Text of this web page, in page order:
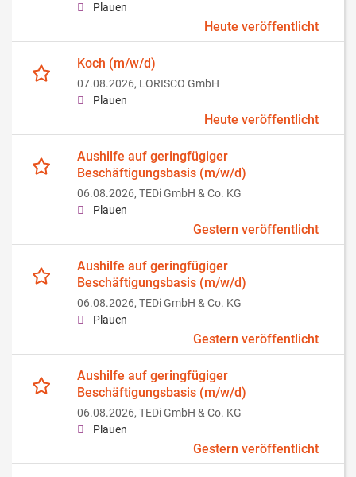
Plauen
Heute veröffentlicht
Koch (m/w/d)
07.08.2026, LORISCO GmbH
Plauen
Heute veröffentlicht
Aushilfe auf geringfügiger
Beschäftigungsbasis (m/w/d)
06.08.2026, TEDi GmbH & Co. KG
Plauen
Gestern veröffentlicht
Aushilfe auf geringfügiger
Beschäftigungsbasis (m/w/d)
06.08.2026, TEDi GmbH & Co. KG
Plauen
Gestern veröffentlicht
Aushilfe auf geringfügiger
Beschäftigungsbasis (m/w/d)
06.08.2026, TEDi GmbH & Co. KG
Plauen
Gestern veröffentlicht